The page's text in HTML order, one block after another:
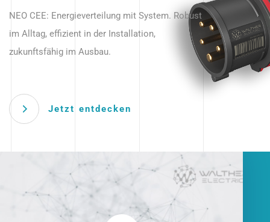
beginnt hier.
NEO CEE: Energieverteilung mit System. Robust
im Alltag, effizient in der Installation,
zukunftsfähig im Ausbau.
Jetzt entdecken
Anwendungen – robust, IP-geschützt und
zukunftsfähig.